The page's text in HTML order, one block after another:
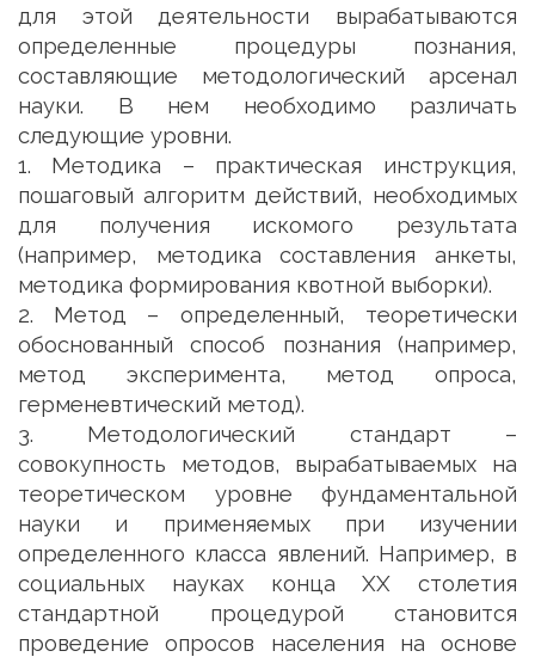
для этой деятельности вырабатываются
определенные процедуры познания,
составляющие методологический арсенал
науки. В нем необходимо различать
следующие уровни.
1. Методика – практическая инструкция,
пошаговый алгоритм действий, необходимых
для получения искомого результата
(например, методика составления анкеты,
методика формирования квотной выборки).
2. Метод – определенный, теоретически
обоснованный способ познания (например,
метод эксперимента, метод опроса,
герменевтический метод).
3. Методологический стандарт –
совокупность методов, вырабатываемых на
теоретическом уровне фундаментальной
науки и применяемых при изучении
определенного класса явлений. Например, в
социальных науках конца ХХ столетия
стандартной процедурой становится
проведение опросов населения на основе